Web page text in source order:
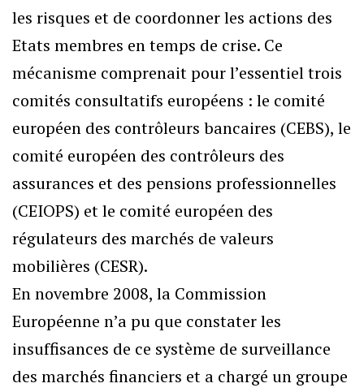
les risques et de coordonner les actions des
Etats membres en temps de crise. Ce
mécanisme comprenait pour l’essentiel trois
comités consultatifs européens : le comité
européen des contrôleurs bancaires (CEBS), le
comité européen des contrôleurs des
assurances et des pensions professionnelles
(CEIOPS) et le comité européen des
régulateurs des marchés de valeurs
mobilières (CESR).
En novembre 2008, la Commission
Européenne n’a pu que constater les
insuffisances de ce système de surveillance
des marchés financiers et a chargé un groupe